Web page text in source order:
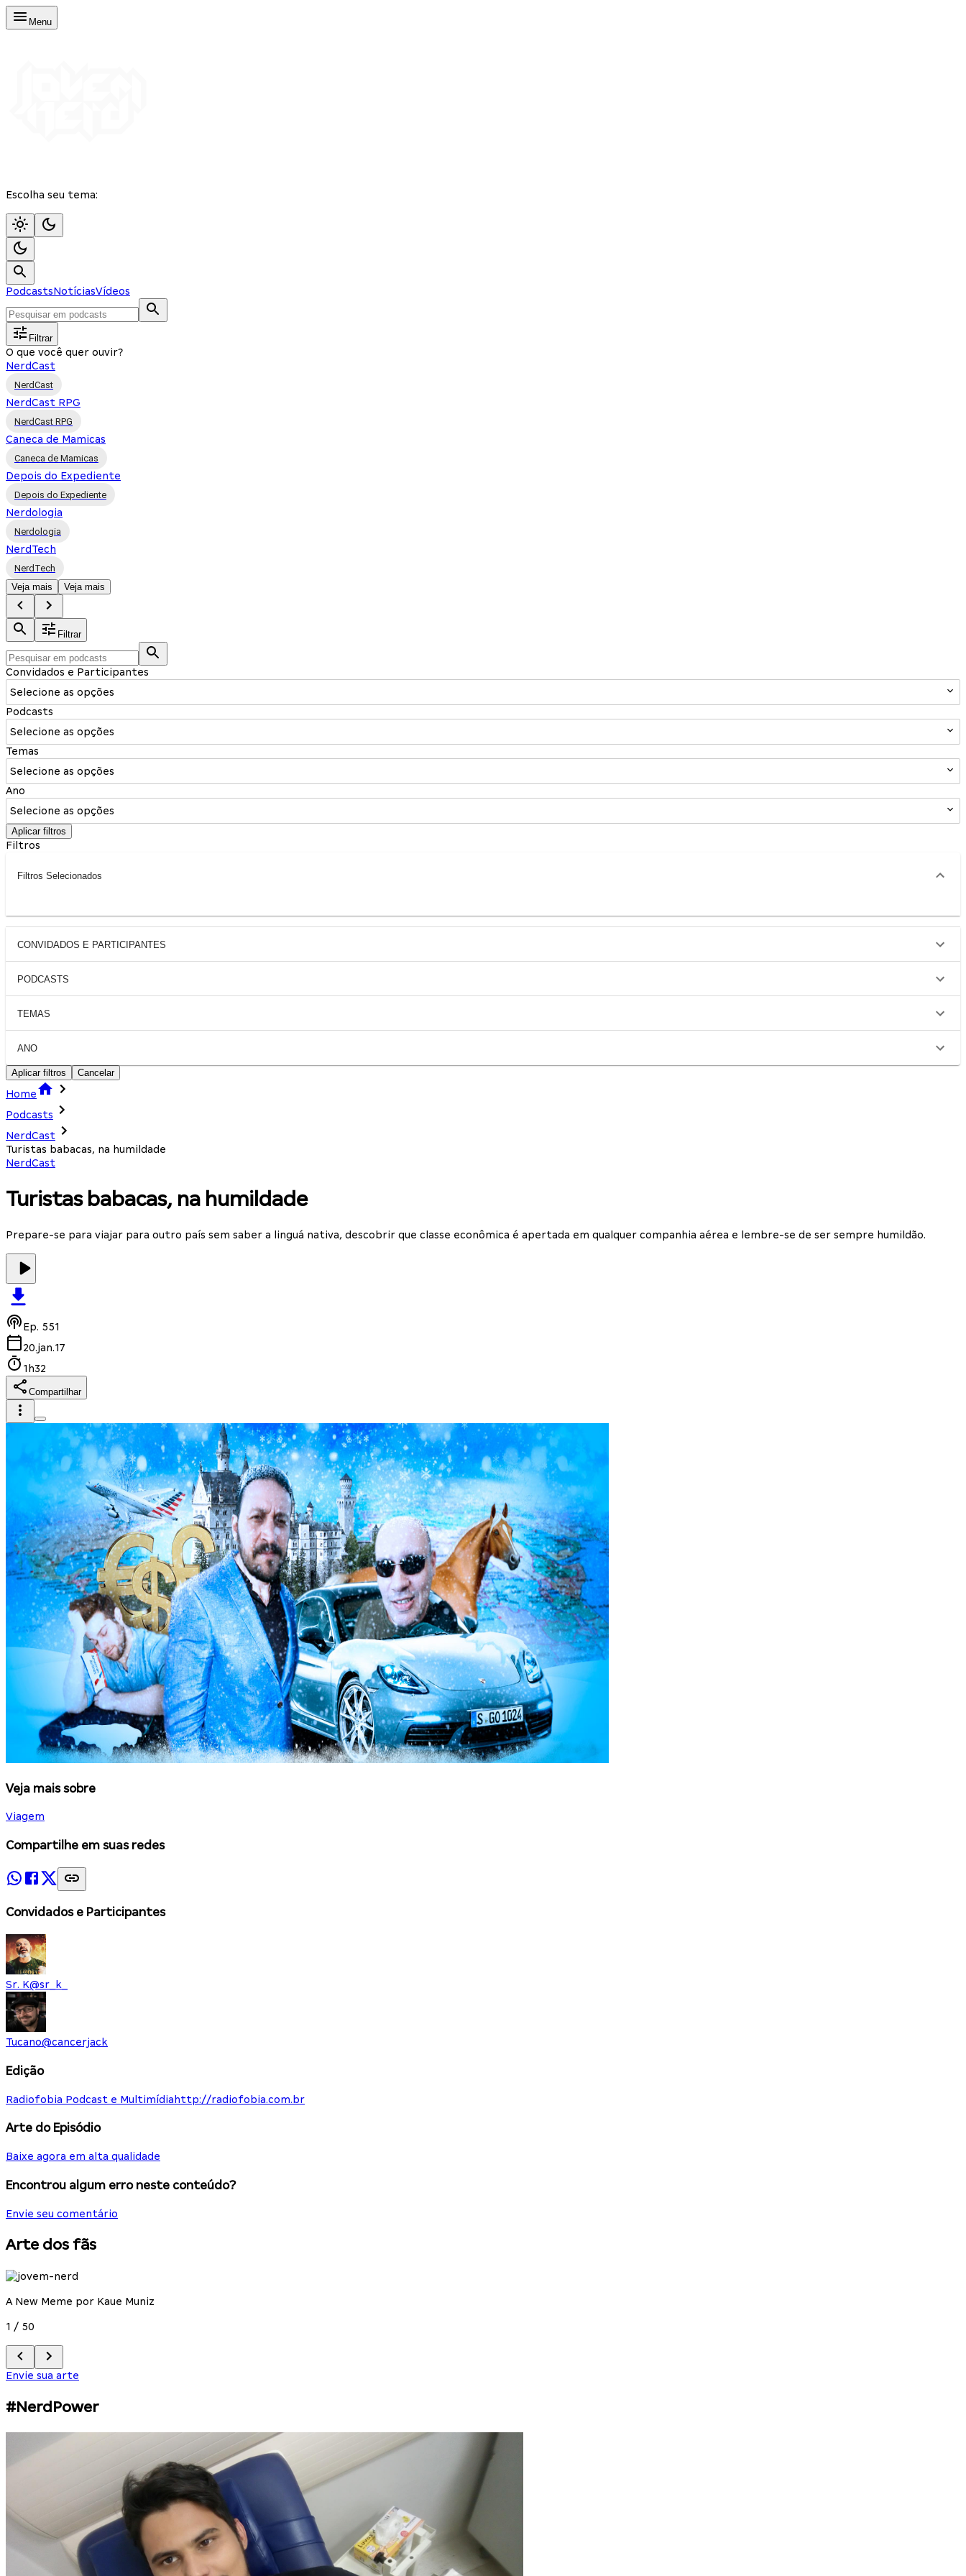
Menu
Escolha seu tema:
PodcastsNotíciasVídeos
Filtrar
O que você quer ouvir?
NerdCast
NerdCast
NerdCast RPG
NerdCast RPG
Caneca de Mamicas
Caneca de Mamicas
Depois do Expediente
Depois do Expediente
Nerdologia
Nerdologia
NerdTech
NerdTech
Veja mais
Veja mais
Filtrar
Convidados e Participantes
Selecione as opções
Podcasts
Selecione as opções
Temas
Selecione as opções
Ano
Selecione as opções
Aplicar filtros
Filtros
Filtros Selecionados
CONVIDADOS E PARTICIPANTES
PODCASTS
TEMAS
ANO
Aplicar filtros Cancelar
Home
Podcasts
NerdCast
Turistas babacas, na humildade
NerdCast
Turistas babacas, na humildade
Prepare-se para viajar para outro país sem saber a linguá nativa, descobrir que classe econômica é apertada em qualquer companhia aérea e lembre-se de ser sempre humildão.
Ep. 551
20.jan.17
1h32
Compartilhar
Veja mais sobre
Viagem
Compartilhe em suas redes
Convidados e Participantes
Sr. K@sr_k_
Tucano@cancerjack
Edição
Radiofobia Podcast e Multimídia http://radiofobia.com.br
Arte do Episódio
Baixe agora em alta qualidade
Encontrou algum erro neste conteúdo?
Envie seu comentário
Arte dos fãs
A New Meme por Kaue Muniz
1 / 50
Envie sua arte
#NerdPower